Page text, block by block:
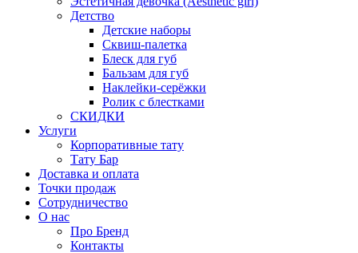
Детство
Детские наборы
Сквиш-палетка
Блеск для губ
Бальзам для губ
Наклейки-серёжки
Ролик с блестками
СКИДКИ
Услуги
Корпоративные тату
Тату Бар
Доставка и оплата
Точки продаж
Сотрудничество
О нас
Про Бренд
Контакты